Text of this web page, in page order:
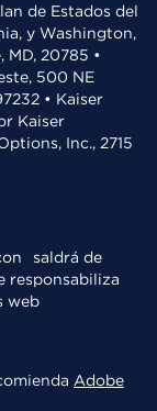
de Estados del
y Washington,
20785 •
500 NE
• Kaiser
Kaiser
Inc., 2715
saldrá de
responsabiliza
web
Adobe